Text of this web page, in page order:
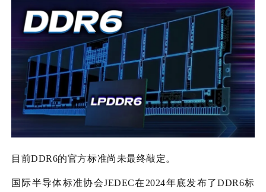
目前DDR6的官方标准尚未最终敲定。
国际半导体标准协会JEDEC在2024年底发布了DDR6标